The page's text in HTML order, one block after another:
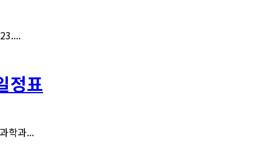
정표
학과...